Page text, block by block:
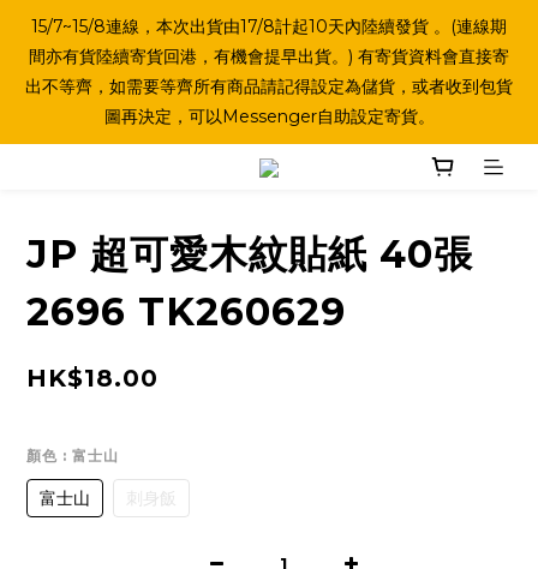
15/7~15/8連線，本次出貨由17/8計起10天內陸續發貨 。(連線期
間亦有貨陸續寄貨回港，有機會提早出貨。) 有寄貨資料會直接寄
出不等齊，如需要等齊所有商品請記得設定為儲貨，或者收到包貨
圖再決定，可以Messenger自助設定寄貨。
JP 超可愛木紋貼紙 40張
2696 TK260629
HK$18.00
顏色 : 富士山
富士山 刺身飯